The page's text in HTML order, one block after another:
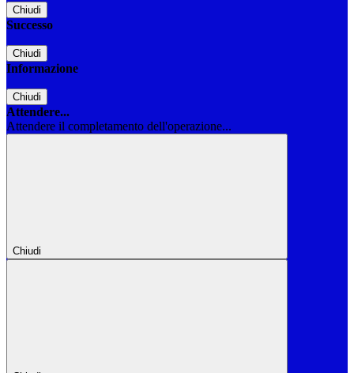
Chiudi
Successo
Chiudi
Informazione
Chiudi
Attendere...
Attendere il completamento dell'operazione...
Chiudi